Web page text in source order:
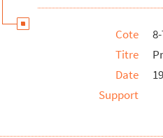
Rencontres du Palais-Royal (1966-
A la nuit, la nuit (1967 ; Cochet)
Chaud et froid (1967 ; Franck)
Quarante carats (1967 ; Charon)
Cote
Titre
Date
Support